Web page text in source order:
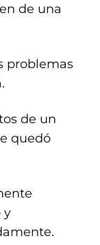
de una
problemas
de un
quedó
y